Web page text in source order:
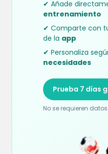
✔ Añade
entrenamiento
✔ Comparte con
de la app
✔ Personaliza
necesidades
Prueba 7 días
No se requieren